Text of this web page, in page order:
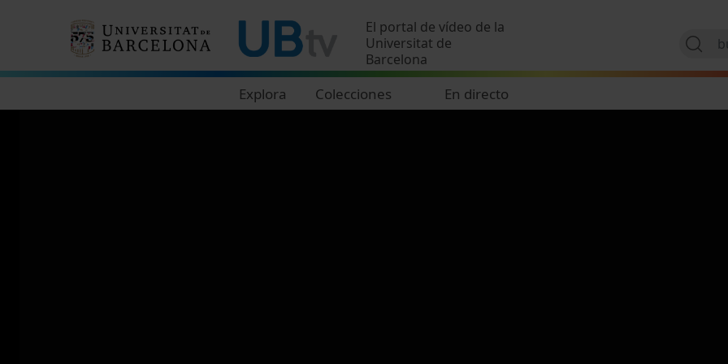
El portal de vídeo de la
Universitat de
Barcelona
Explora Colecciones En directo